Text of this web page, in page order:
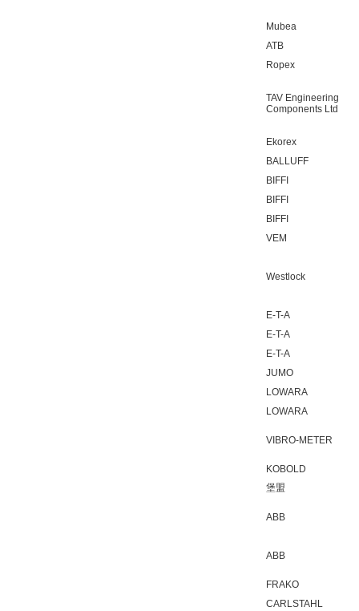
Mubea
ATB
Ropex
TAV Engineering
Components Ltd
Ekorex
BALLUFF
BIFFI
BIFFI
BIFFI
VEM
Westlock
E-T-A
E-T-A
E-T-A
JUMO
LOWARA
LOWARA
VIBRO-METER
KOBOLD
堡盟
ABB
ABB
FRAKO
CARLSTAHL